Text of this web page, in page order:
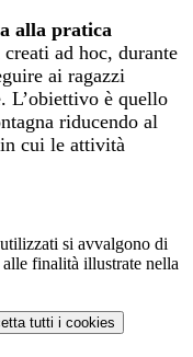
alla pratica
ad hoc, durante
ai ragazzi
L’obiettivo è quello
riducendo al
cui le attività
si avvalgono di
finalità illustrate nella
tutti i cookies